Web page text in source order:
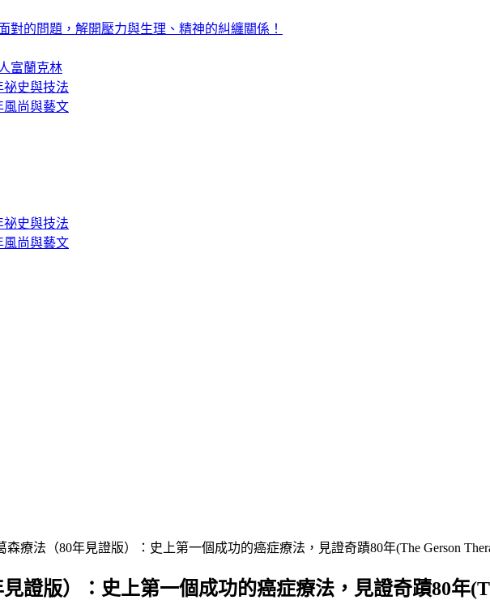
對的問題，解開壓力與生理、精神的糾纏關係！
富蘭克林
史與技法
尚與藝文
史與技法
尚與藝文
療法（80年見證版）：史上第一個成功的癌症療法，見證奇蹟80年(The Gerson
證版）：史上第一個成功的癌症療法，見證奇蹟80年